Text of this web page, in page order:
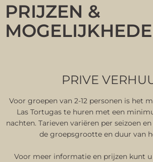
PRIJZEN &
PRIVE
Voor groepen van 2-12 personen is het
Las Tortugas te huren met een
nachten. Tarieven variëren per seizoen
de groepsgrootte en duur van
Voor meer informatie en prijzen kunt